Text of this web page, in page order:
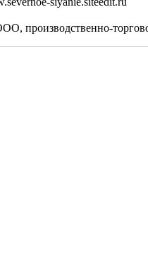
производственно-